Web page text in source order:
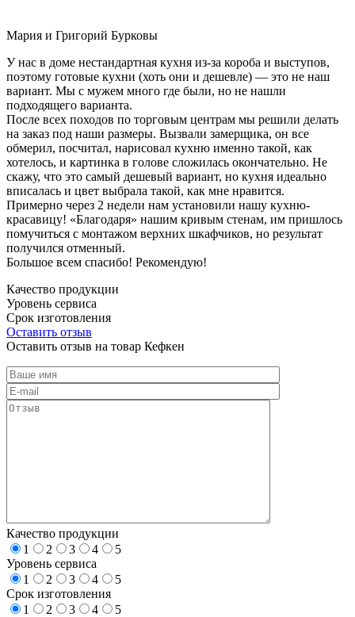
Мария и Григорий Бурковы
У нас в доме нестандартная кухня из-за короба и выступов,
поэтому готовые кухни (хоть они и дешевле) — это не наш
вариант. Мы с мужем много где были, но не нашли
подходящего варианта.
После всех походов по торговым центрам мы решили делать
на заказ под наши размеры. Вызвали замерщика, он все
обмерил, посчитал, нарисовал кухню именно такой, как
хотелось, и картинка в голове сложилась окончательно. Не
скажу, что это самый дешевый вариант, но кухня идеально
вписалась и цвет выбрала такой, как мне нравится.
Примерно через 2 недели нам установили нашу кухню-
красавицу! «Благодаря» нашим кривым стенам, им пришлось
помучиться с монтажом верхних шкафчиков, но результат
получился отменный.
Большое всем спасибо! Рекомендую!
Качество продукции
Уровень сервиса
Срок изготовления
Оставить отзыв
Оставить отзыв на товар Кефкен
Качество продукции
1
2 3 4
5
Уровень сервиса
1
2 3 4
5
Срок изготовления
1
2 3 4
5